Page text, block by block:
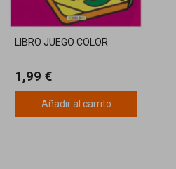
LIBRO JUEGO COLOR
1,99 €
Añadir al carrito